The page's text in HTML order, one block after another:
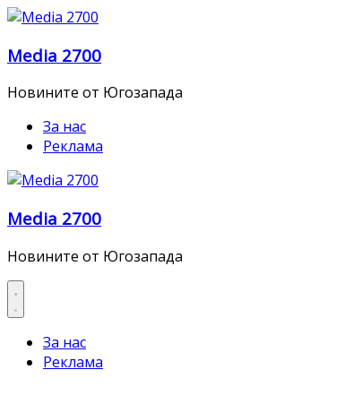
Skip
content
Media 2700
Новините от Югозапада
За нас
Реклама
Media 2700
Новините от Югозапада
За нас
Реклама